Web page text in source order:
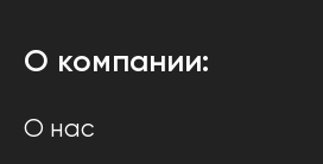
О компании:
О нас